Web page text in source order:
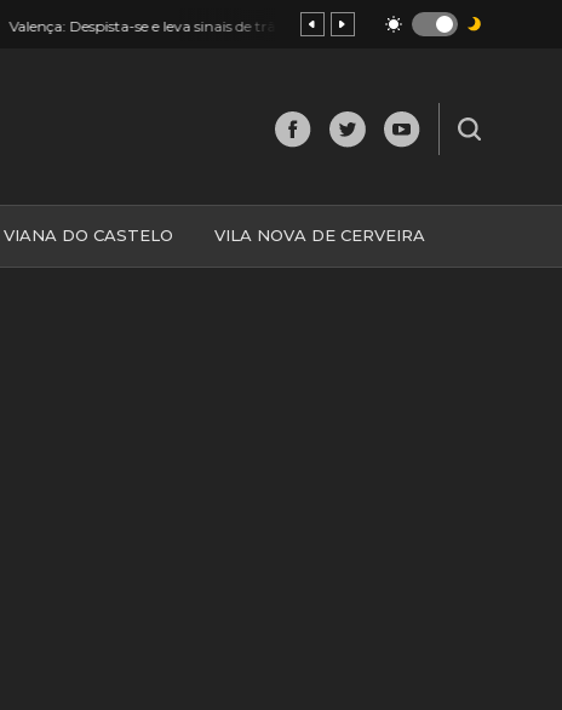
23:45 Monção: Despiste de mota provoca dois feridos. Um em estado
VIANA DO CASTELO VILA NOVA DE CERVEIRA